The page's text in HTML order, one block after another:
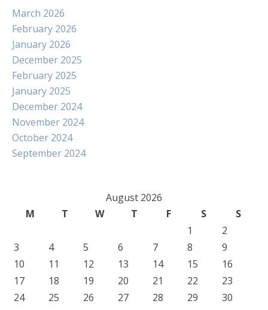
March 2026
February 2026
January 2026
December 2025
February 2025
January 2025
December 2024
November 2024
October 2024
September 2024
August 2026
M
T W T F S
S
1
2
3
4 5 6 7 8
9
10
11 12 13 14 15
16
17
18 19 20 21 22
23
24
25 26 27 28 29
30